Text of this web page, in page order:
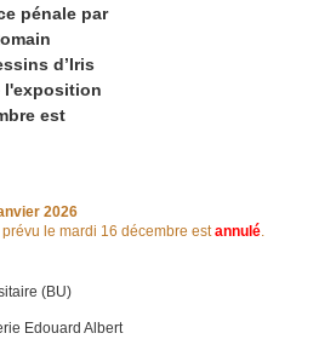
pénale par
d’Iris
l'exposition
est
2026
le mardi 16 décembre estannulé.
(BU)
Edouard Albert